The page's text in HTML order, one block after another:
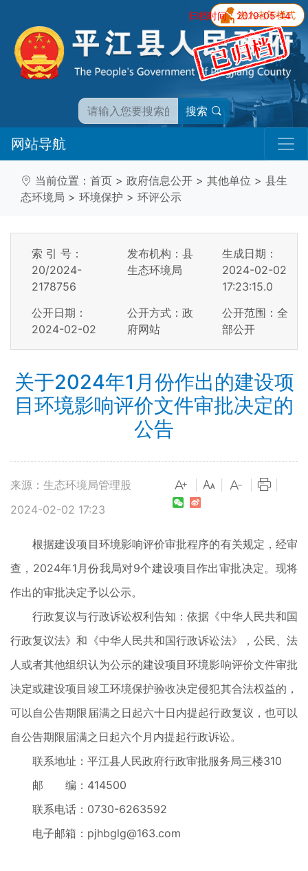
归档时间：2019-05-14
搜索
网站导航
当前位置： 首页 > 政府信息公开 > 其他单位 > 县生
态环境局 > 环境保护 > 环评公示
索 引 号：
20/2024-
2178756
发布机构：县
生态环境局
生成日期：
2024-02-02
17:23:15.0
公开日期：
2024-02-02
公开方式：政
府网站
公开范围：全
部公开
关于2024年1月份作出的建设项
目环境影响评价文件审批决定的
公告
来源：生态环境局管理股
2024-02-02 17:23
根据建设项目环境影响评价审批程序的有关规定，经审
查，2024年1月份我局对9个建设项目作出审批决定。现将
作出的审批决定予以公示。
行政复议与行政诉讼权利告知：依据《中华人民共和国
行政复议法》和《中华人民共和国行政诉讼法》，公民、法
人或者其他组织认为公示的建设项目环境影响评价文件审批
决定或建设项目竣工环境保护验收决定侵犯其合法权益的，
可以自公告期限届满之日起六十日内提起行政复议，也可以
自公告期限届满之日起六个月内提起行政诉讼。
联系地址：平江县人民政府行政审批服务局三楼310
邮 编：414500
联系电话：0730-6263592
电子邮箱：pjhbglg@163.com